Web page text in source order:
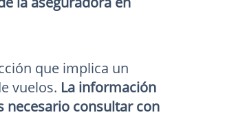
que implica un
vuelos. La información
necesario consultar con